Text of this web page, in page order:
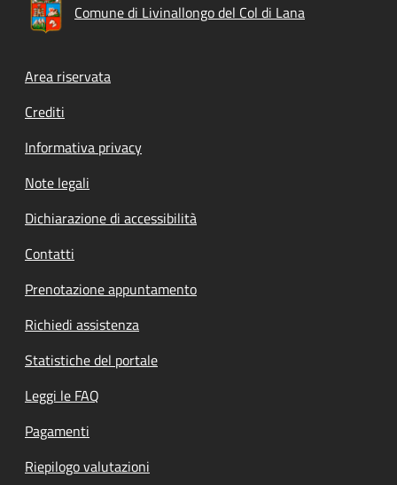
Comune di Livinallongo del Col di Lana
Footer menu
Area riservata
Crediti
Informativa privacy
Note legali
Dichiarazione di accessibilità
Contatti
Prenotazione appuntamento
Richiedi assistenza
Statistiche del portale
Leggi le FAQ
Pagamenti
Riepilogo valutazioni